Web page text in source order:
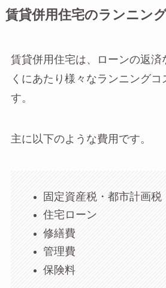
賃貸併用住宅のランニン
賃貸併用住宅は、ローンの返済
くにあたり様々なランニングコ
す。
主に以下のような費用です。
固定資産税・都市計画税
住宅ローン
修繕費
管理費
保険料